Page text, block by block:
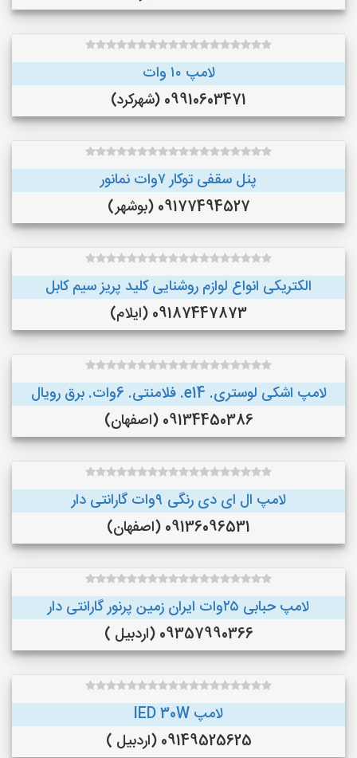
لامپ ۱۰ وات
09910603471 (شهرکرد)
پنل سقفی توکار ۷وات نمانور
09177494527 (بوشهر)
الکتریکی انواع لوازم روشنایی کلید پریز سیم کابل
09187447873 (ایلام)
لامپ اشکی لوستری. e14. فلامنتی. 6وات. برق رویال
09134450386 (اصفهان)
لامپ ال ای دی رنگی ۹وات گارانتی دار
09136096531 (اصفهان)
لامپ حبابی ۲۵وات ایران زمین پرنور گارانتی دار
09357990366 (اردبیل )
لامپ lED 30W
09149525625 (اردبیل )